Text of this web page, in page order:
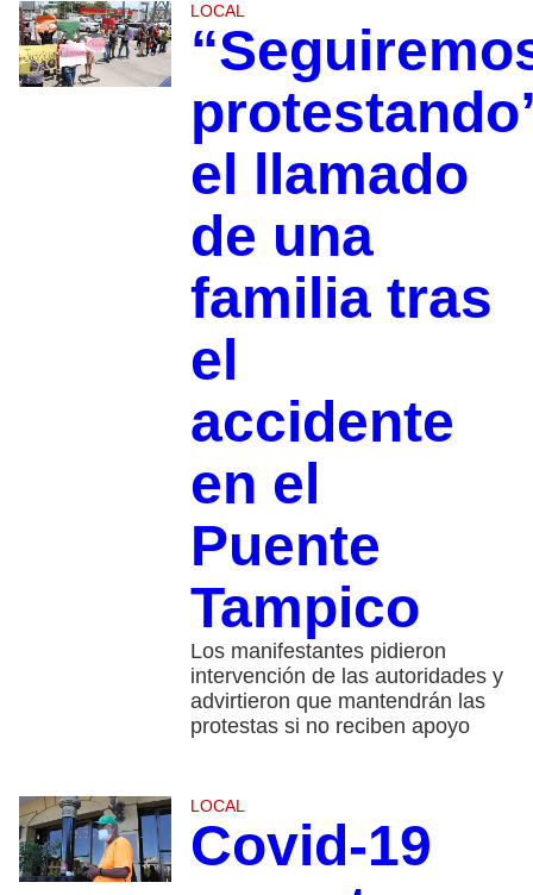
LOCAL
el llamado
de una
familia tras
el
accidente
en el
Puente
Tampico
Los manifestantes pidieron
intervención de las autoridades y
advirtieron que mantendrán las
protestas si no reciben apoyo
LOCAL
Covid-19